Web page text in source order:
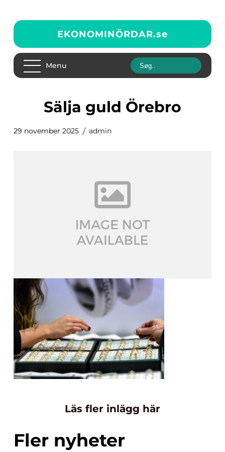
EKONOMINÖRDAR.se
Menu
Sälja guld Örebro
29 november 2025 admin
Läs fler inlägg här
Fler nyheter